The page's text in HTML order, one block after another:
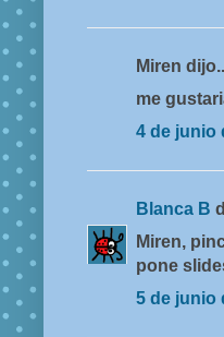
Miren
me
4 de junio
Blanca B
Miren,
pone
5 de junio